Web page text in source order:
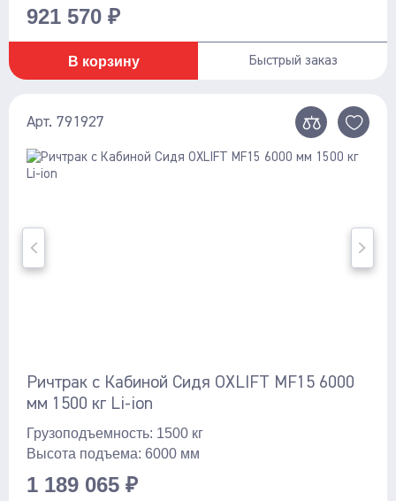
921 570 ₽
В корзину Быстрый заказ
Арт. 791927
Ричтрак с Кабиной Сидя OXLIFT MF15 6000
мм 1500 кг Li-ion
Грузоподъемность: 1500 кг
Высота подъема: 6000 мм
1 189 065 ₽